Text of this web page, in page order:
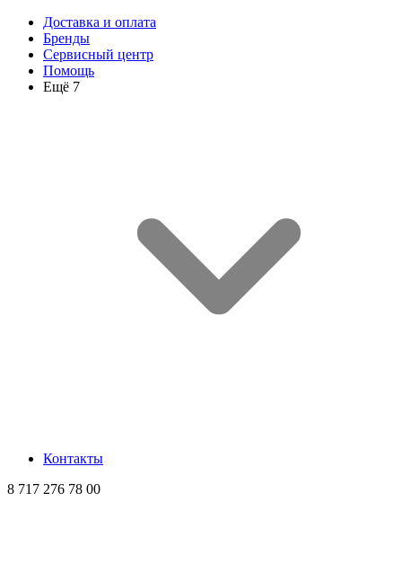
Доставка и оплата
Бренды
Сервисный центр
Помощь
Ещё 7
Контакты
8 717 276 78 00